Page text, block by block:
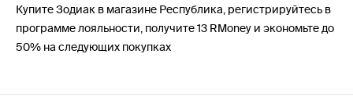
Купите Зодиак в магазине Республика, регистрируйтесь в
программе лояльности, получите 13 RMoney и экономьте до
50% на следующих покупках